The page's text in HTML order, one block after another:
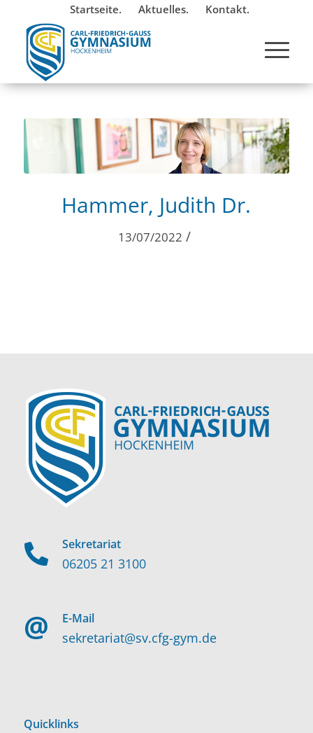
Startseite. Aktuelles. Kontakt.
Hammer, Judith Dr.
13/07/2022 /
Sekretariat
06205 21 3100
E-Mail
sekretariat@sv.cfg-gym.de
Quicklinks